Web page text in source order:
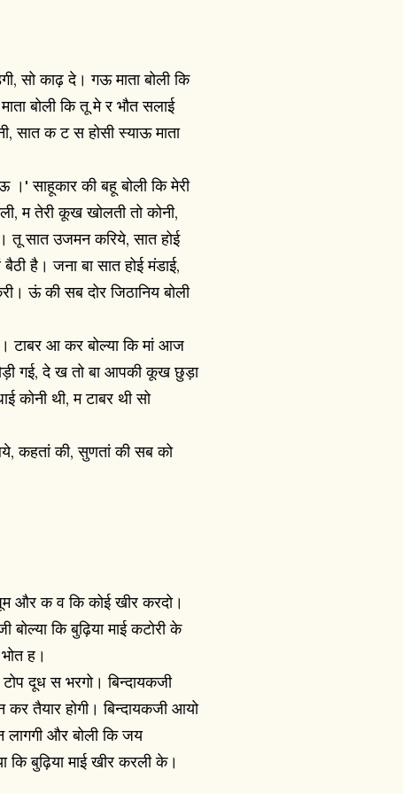
सो काढ़ दे।गऊ माता बोली कि
बोली कि तू मे र भौत सलाई
सात क ट स होसी स्याऊ माता
।' साहूकार की बहू बोली कि मेरी
म तेरी कूख खोलती तो कोनी,
तू सात उजमन करिये, सात होई
है। जना बा सात होई मंडाई,
ऊं की सब दोर जिठानिय बोली
टाबर आ कर बोल्या कि मां आज
गई, दे ख तो बा आपकी कूख छुड़ा
कोनी थी, म टाबर थी सो
कहतां की, सुणतां की सब को
और क व कि कोई खीर करदो।
बोल्या कि बुढ़िया माई कटोरी के
ह।
टोप दूध स भरगो। बिन्दायकजी
तैयार होगी। बिन्दायकजी आयो
लागगी और बोली कि जय
कि बुढ़िया माई खीर करली के।